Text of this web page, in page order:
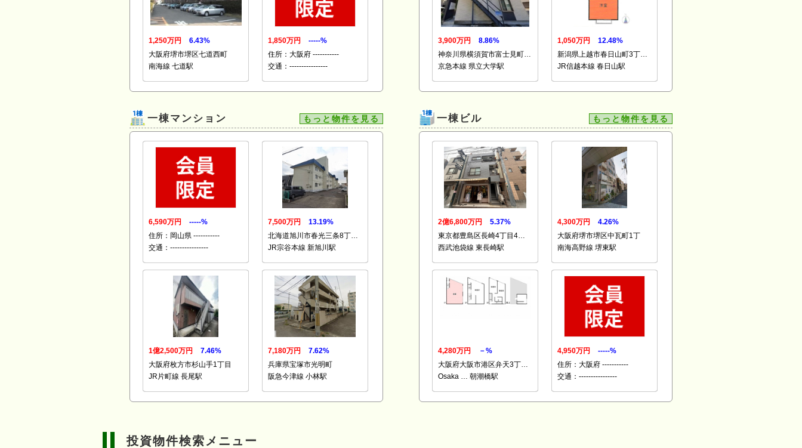
1,250万円
6.43%
大阪府堺市堺区七道西町
南海線 七道駅
1,850万円
-----%
住所：大阪府 -----------
交通：----------------
3,900万円
8.86%
神奈川県横須賀市富士見町…
京急本線 県立大学駅
1,050万円
12.48%
新潟県上越市春日山町3丁…
JR信越本線 春日山駅
一棟マンション もっと物件を見る
6,590万円
-----%
住所：岡山県 -----------
交通：----------------
7,500万円
13.19%
北海道旭川市春光三条8丁…
JR宗谷本線 新旭川駅
1億2,500万円
7.46%
大阪府枚方市杉山手1丁目
JR片町線 長尾駅
7,180万円
7.62%
兵庫県宝塚市光明町
阪急今津線 小林駅
一棟ビル もっと物件を見る
2億6,800万円
5.37%
東京都豊島区長崎4丁目4…
西武池袋線 東長崎駅
4,300万円
4.26%
大阪府堺市堺区中瓦町1丁
南海高野線 堺東駅
4,280万円
－%
大阪府大阪市港区弁天3丁…
Osaka … 朝潮橋駅
4,950万円
-----%
住所：大阪府 -----------
交通：----------------
投資物件検索メニュー